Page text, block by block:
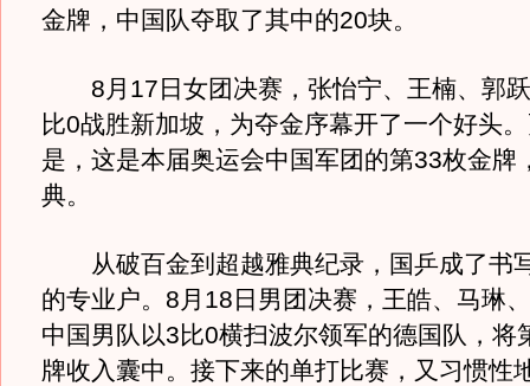
金牌，中国队夺取了其中的20块。
8月17日女团决赛，张怡宁、王楠、郭
比0战胜新加坡，为夺金序幕开了一个好头
是，这是本届奥运会中国军团的第33枚金牌
典。
从破百金到超越雅典纪录，国乒成了书
的专业户。8月18日男团决赛，王皓、马琳
中国男队以3比0横扫波尔领军的德国队，将
牌收入囊中。接下来的单打比赛，又习惯性